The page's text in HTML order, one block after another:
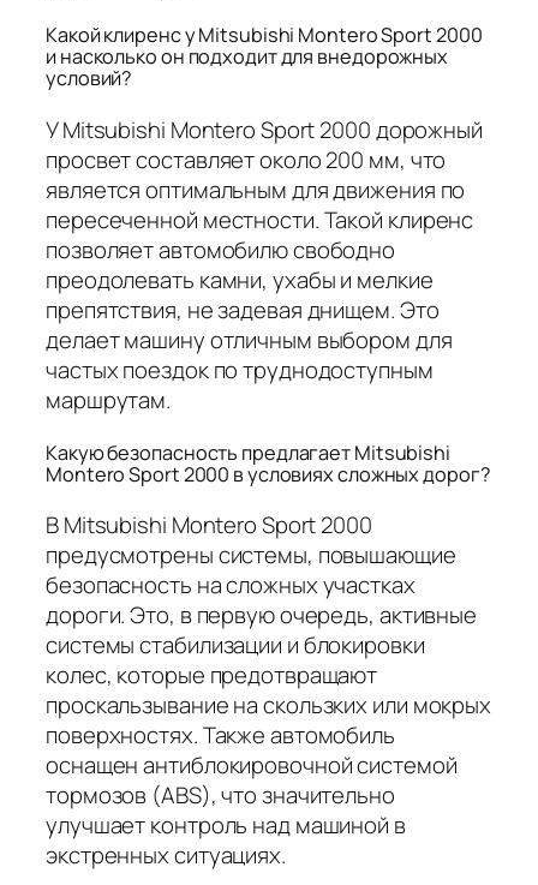
Какой клиренс у Mitsubishi Montero Sport 2000
и насколько он подходит для внедорожных
условий?
У Mitsubishi Montero Sport 2000 дорожный
просвет составляет около 200 мм, что
является оптимальным для движения по
пересеченной местности. Такой клиренс
позволяет автомобилю свободно
преодолевать камни, ухабы и мелкие
препятствия, не задевая днищем. Это
делает машину отличным выбором для
частых поездок по труднодоступным
маршрутам.
Какую безопасность предлагает Mitsubishi
Montero Sport 2000 в условиях сложных дорог?
В Mitsubishi Montero Sport 2000
предусмотрены системы, повышающие
безопасность на сложных участках
дороги. Это, в первую очередь, активные
системы стабилизации и блокировки
колес, которые предотвращают
проскальзывание на скользких или мокрых
поверхностях. Также автомобиль
оснащен антиблокировочной системой
тормозов (ABS), что значительно
улучшает контроль над машиной в
экстренных ситуациях.